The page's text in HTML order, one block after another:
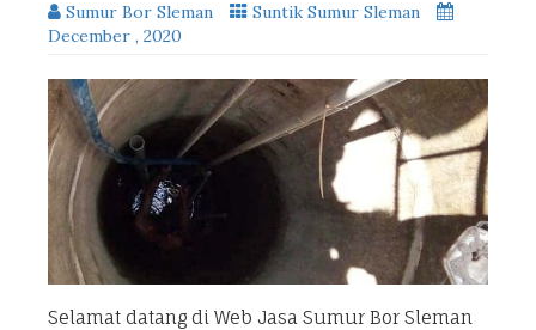
Sumur Bor Sleman
Suntik Sumur Sleman
December , 2020
Selamat datang di Web Jasa Sumur Bor Sleman